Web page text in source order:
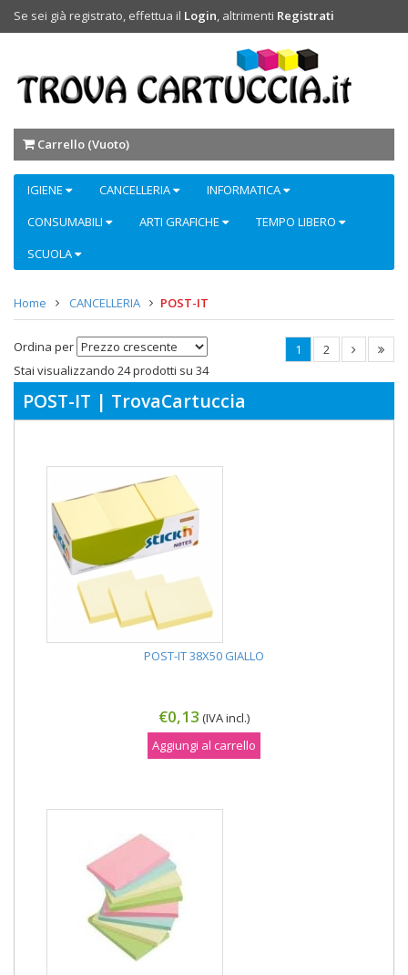
Se sei già registrato, effettua il Login, altrimenti Registrati
Carrello (Vuoto)
IGIENE CANCELLERIA
INFORMATICA
CONSUMABILI
ARTI GRAFICHE
TEMPO LIBERO
SCUOLA
Home CANCELLERIA POST-IT
Ordina per 1
2
Stai visualizzando 24 prodotti su 34
POST-IT | TrovaCartuccia
POST-IT 38X50 GIALLO
€0,13 (IVA incl.)
Aggiungi al carrello